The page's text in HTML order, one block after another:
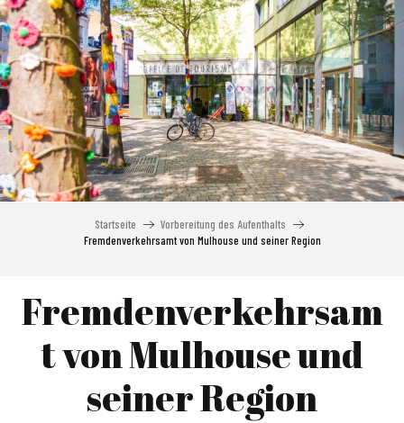
Aller
au
contenu
principal
Startseite
Vorbereitung des Aufenthalts
Fremdenverkehrsamt von Mulhouse und seiner Region
Fremdenverkehrsam
t von Mulhouse und
seiner Region